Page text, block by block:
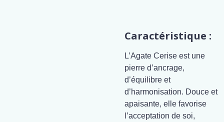
Caractéristique :
L’Agate Cerise est une
pierre d’ancrage,
d’équilibre et
d’harmonisation. Douce et
apaisante, elle favorise
l’acceptation de soi,